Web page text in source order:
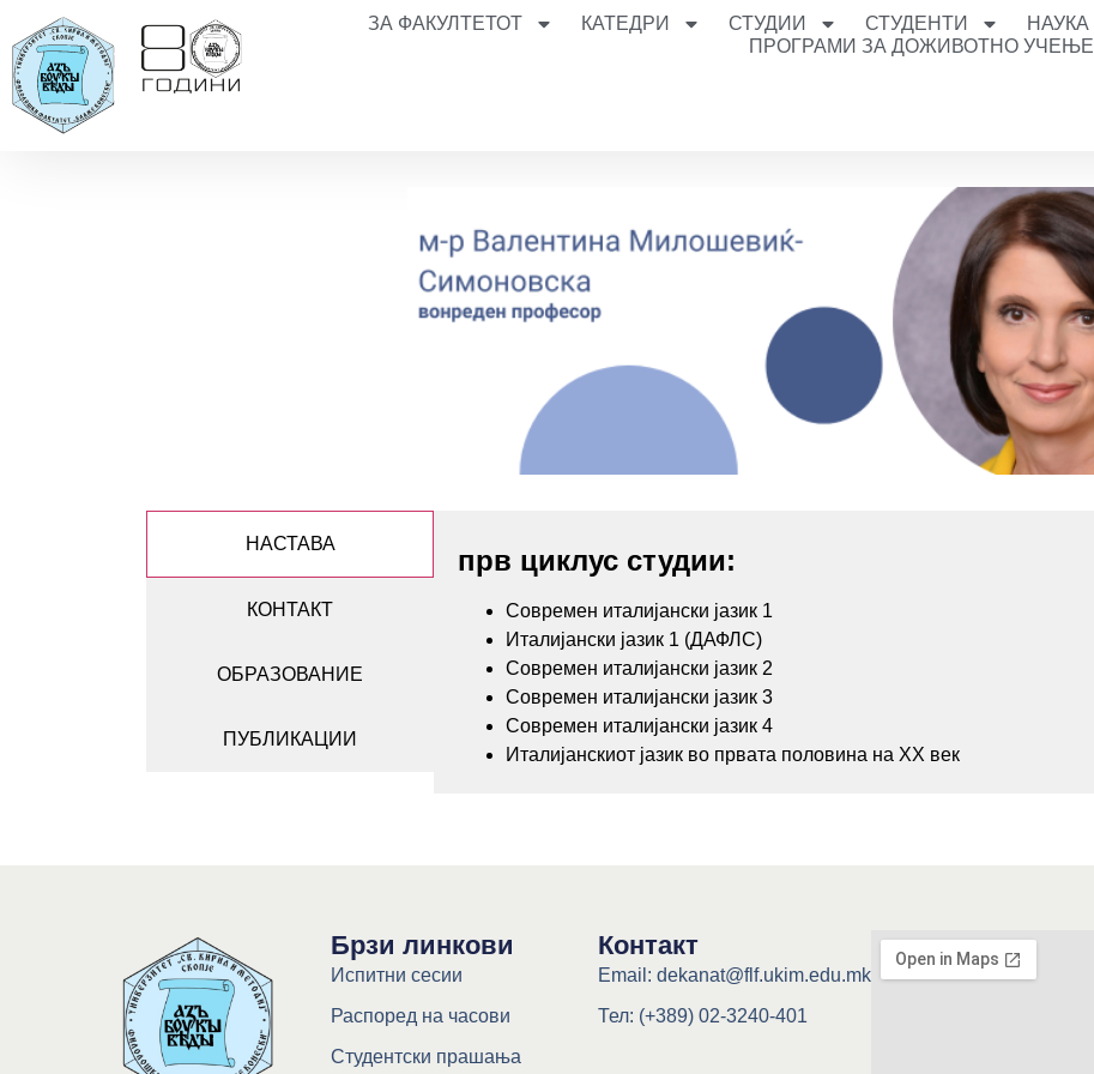
ЗА ФАКУЛТЕТОТ КАТЕДРИ СТУДИИ СТУДЕНТИ НАУКА
ПРОГРАМИ ЗА ДОЖИВОТНО УЧЕЊЕ
НАСТАВА
КОНТАКТ
ОБРАЗОВАНИЕ
ПУБЛИКАЦИИ
прв циклус студии:
Современ италијански јазик 1
Италијански јазик 1 (ДАФЛС)
Современ италијански јазик 2
Современ италијански јазик 3
Современ италијански јазик 4
Италијанскиот јазик во првата половина на ХХ век
Брзи линкови
Испитни сесии
Распоред на часови
Студентски прашања
Контакт
Email: dekanat@flf.ukim.edu.mk
Тел: (+389) 02-3240-401